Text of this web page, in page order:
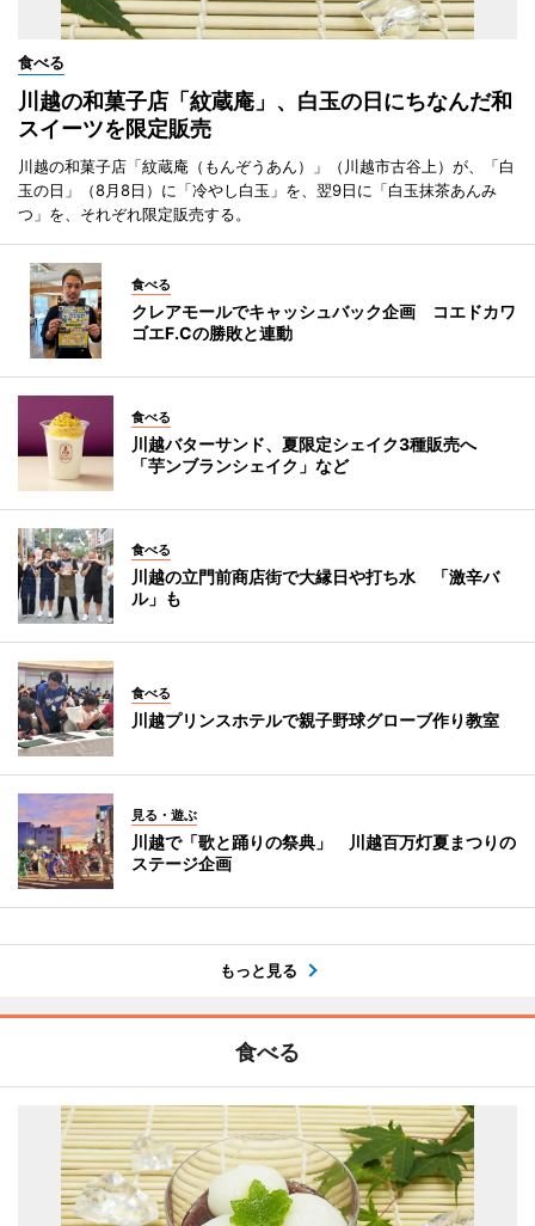
食べる
川越の和菓子店「紋蔵庵」、白玉の日にちなんだ和
スイーツを限定販売
川越の和菓子店「紋蔵庵（もんぞうあん）」（川越市古谷上）が、「白
玉の日」（8月8日）に「冷やし白玉」を、翌9日に「白玉抹茶あんみ
つ」を、それぞれ限定販売する。
食べる
クレアモールでキャッシュバック企画 コエドカワ
ゴエF.Cの勝敗と連動
食べる
川越バターサンド、夏限定シェイク3種販売へ
「芋ンブランシェイク」など
食べる
川越の立門前商店街で大縁日や打ち水 「激辛バ
ル」も
食べる
川越プリンスホテルで親子野球グローブ作り教室
見る・遊ぶ
川越で「歌と踊りの祭典」 川越百万灯夏まつりの
ステージ企画
もっと見る
食べる